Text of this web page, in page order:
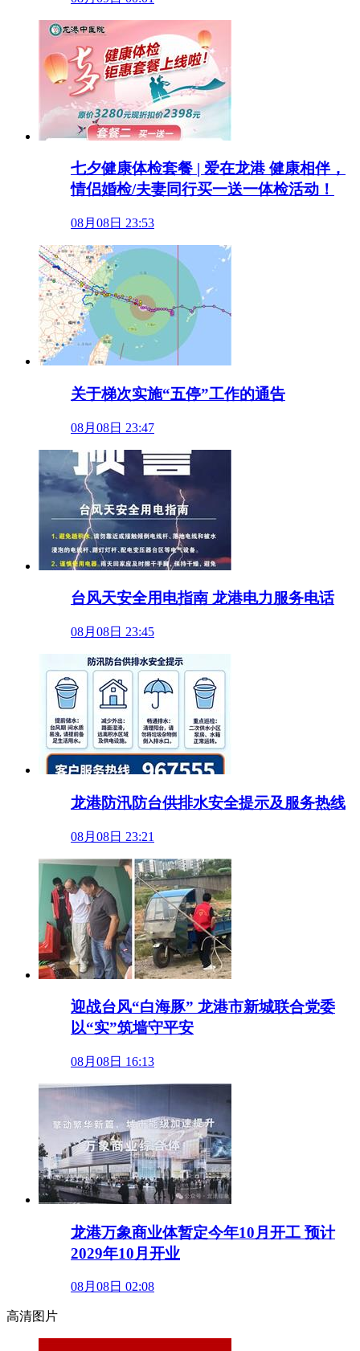
七夕健康体检套餐 | 爱在龙港 健康相伴，
情侣婚检/夫妻同行买一送一体检活动！
08月08日 23:53
关于梯次实施“五停”工作的通告
08月08日 23:47
台风天安全用电指南 龙港电力服务电话
08月08日 23:45
龙港防汛防台供排水安全提示及服务热线
08月08日 23:21
迎战台风“白海豚” 龙港市新城联合党委
以“实”筑墙守平安
08月08日 16:13
龙港万象商业体暂定今年10月开工 预计
2029年10月开业
08月08日 02:08
高清图片